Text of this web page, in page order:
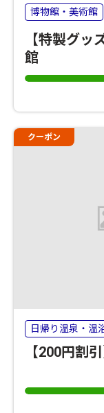
博物館・美術館
【特製グッ
館
クーポン
日帰り温泉・温
【200円割